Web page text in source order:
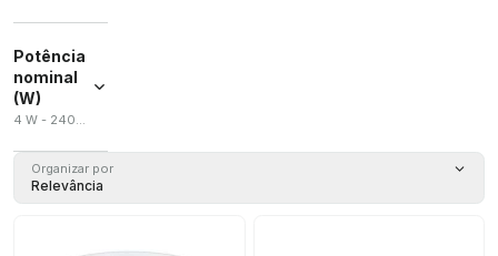
Potência
nominal
(W)
4 W - 240 W
Organizar por
Relevância